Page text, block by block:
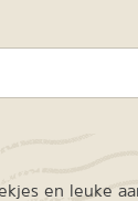
en leuke